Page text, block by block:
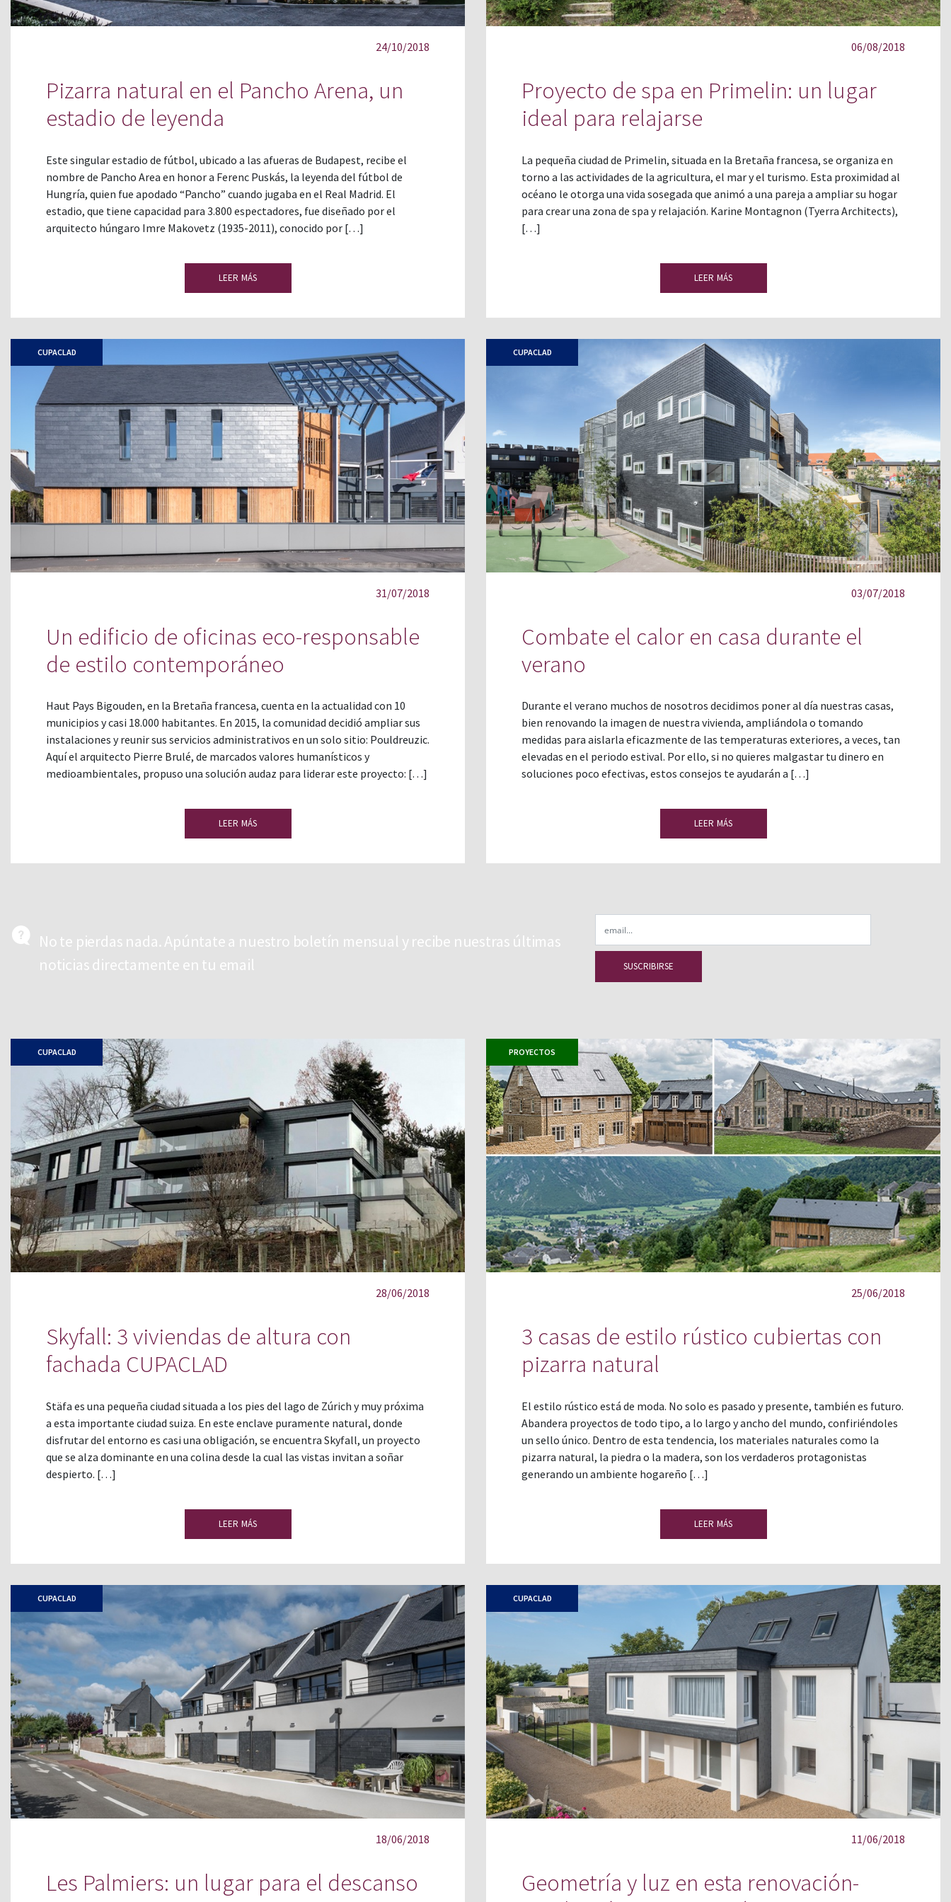
24/10/2018
Pizarra natural en el Pancho Arena, un
estadio de leyenda
Este singular estadio de fútbol, ubicado a las afueras de Budapest, recibe el
nombre de Pancho Area en honor a Ferenc Puskás, la leyenda del fútbol de
Hungría, quien fue apodado “Pancho” cuando jugaba en el Real Madrid. El
estadio, que tiene capacidad para 3.800 espectadores, fue diseñado por el
arquitecto húngaro Imre Makovetz (1935-2011), conocido por […]
LEER MÁS
06/08/2018
Proyecto de spa en Primelin: un lugar
ideal para relajarse
La pequeña ciudad de Primelin, situada en la Bretaña francesa, se organiza en
torno a las actividades de la agricultura, el mar y el turismo. Esta proximidad al
océano le otorga una vida sosegada que animó a una pareja a ampliar su hogar
para crear una zona de spa y relajación. Karine Montagnon (Tyerra Architects),
[…]
LEER MÁS
CUPACLAD
31/07/2018
Un edificio de oficinas eco-responsable
de estilo contemporáneo
Haut Pays Bigouden, en la Bretaña francesa, cuenta en la actualidad con 10
municipios y casi 18.000 habitantes. En 2015, la comunidad decidió ampliar sus
instalaciones y reunir sus servicios administrativos en un solo sitio: Pouldreuzic.
Aquí el arquitecto Pierre Brulé, de marcados valores humanísticos y
medioambientales, propuso una solución audaz para liderar este proyecto: […]
LEER MÁS
CUPACLAD
03/07/2018
Combate el calor en casa durante el
verano
Durante el verano muchos de nosotros decidimos poner al día nuestras casas,
bien renovando la imagen de nuestra vivienda, ampliándola o tomando
medidas para aislarla eficazmente de las temperaturas exteriores, a veces, tan
elevadas en el periodo estival. Por ello, si no quieres malgastar tu dinero en
soluciones poco efectivas, estos consejos te ayudarán a […]
LEER MÁS
No te pierdas nada. Apúntate a nuestro boletín mensual y recibe nuestras últimas
noticias directamente en tu email
CUPACLAD
28/06/2018
Skyfall: 3 viviendas de altura con
fachada CUPACLAD
Stäfa es una pequeña ciudad situada a los pies del lago de Zúrich y muy próxima
a esta importante ciudad suiza. En este enclave puramente natural, donde
disfrutar del entorno es casi una obligación, se encuentra Skyfall, un proyecto
que se alza dominante en una colina desde la cual las vistas invitan a soñar
despierto. […]
LEER MÁS
PROYECTOS
25/06/2018
3 casas de estilo rústico cubiertas con
pizarra natural
El estilo rústico está de moda. No solo es pasado y presente, también es futuro.
Abandera proyectos de todo tipo, a lo largo y ancho del mundo, confiriéndoles
un sello único. Dentro de esta tendencia, los materiales naturales como la
pizarra natural, la piedra o la madera, son los verdaderos protagonistas
generando un ambiente hogareño […]
LEER MÁS
CUPACLAD
18/06/2018
Les Palmiers: un lugar para el descanso
CUPACLAD
11/06/2018
Geometría y luz en esta renovación-